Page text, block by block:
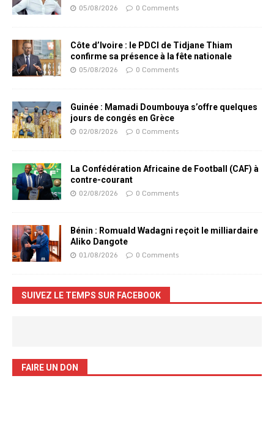
05/08/2026 0 Comments
Côte d’Ivoire : le PDCI de Tidjane Thiam
confirme sa présence à la fête nationale
05/08/2026 0 Comments
Guinée : Mamadi Doumbouya s’offre quelques
jours de congés en Grèce
02/08/2026 0 Comments
La Confédération Africaine de Football (CAF) à
contre-courant
02/08/2026 0 Comments
Bénin : Romuald Wadagni reçoit le milliardaire
Aliko Dangote
01/08/2026 0 Comments
SUIVEZ LE TEMPS SUR FACEBOOK
FAIRE UN DON